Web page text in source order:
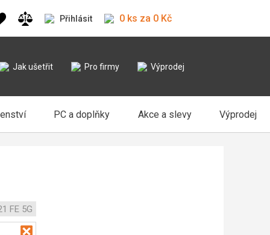
Přihlásit 0 ks za 0 Kč
Jak ušetřit Pro firmy Výprodej
PC a doplňky Akce a slevy Výprodej
FE 5G